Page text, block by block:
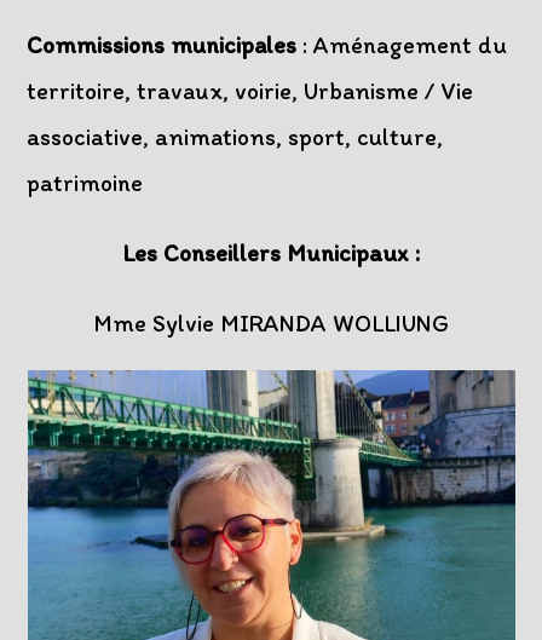
Commissions municipales : Aménagement du
territoire, travaux, voirie, Urbanisme / Vie
associative, animations, sport, culture,
patrimoine
Les Conseillers Municipaux :
Mme Sylvie MIRANDA WOLLIUNG